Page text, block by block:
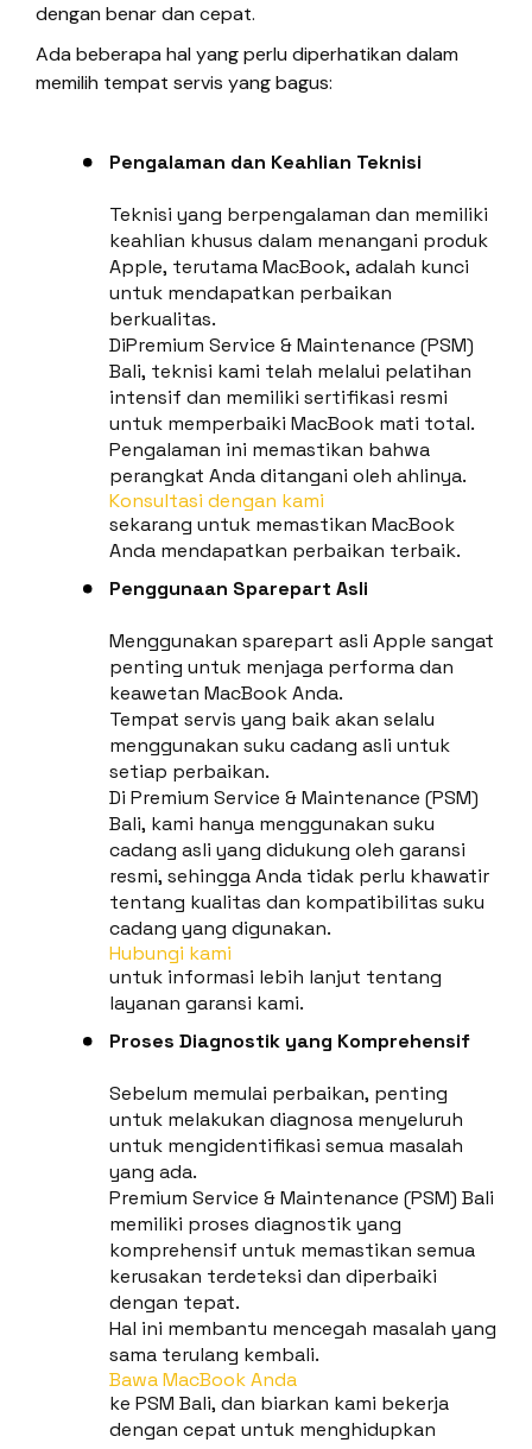
dengan benar dan cepat.
Ada beberapa hal yang perlu diperhatikan dalam
memilih tempat servis yang bagus:
Pengalaman dan Keahlian Teknisi
Teknisi yang berpengalaman dan memiliki
keahlian khusus dalam menangani produk
Apple, terutama MacBook, adalah kunci
untuk mendapatkan perbaikan
berkualitas.
DiPremium Service & Maintenance (PSM)
Bali, teknisi kami telah melalui pelatihan
intensif dan memiliki sertifikasi resmi
untuk memperbaiki MacBook mati total.
Pengalaman ini memastikan bahwa
perangkat Anda ditangani oleh ahlinya.
Konsultasi dengan kami
sekarang untuk memastikan MacBook
Anda mendapatkan perbaikan terbaik.
Penggunaan Sparepart Asli
Menggunakan sparepart asli Apple sangat
penting untuk menjaga performa dan
keawetan MacBook Anda.
Tempat servis yang baik akan selalu
menggunakan suku cadang asli untuk
setiap perbaikan.
Di Premium Service & Maintenance (PSM)
Bali, kami hanya menggunakan suku
cadang asli yang didukung oleh garansi
resmi, sehingga Anda tidak perlu khawatir
tentang kualitas dan kompatibilitas suku
cadang yang digunakan.
Hubungi kami
untuk informasi lebih lanjut tentang
layanan garansi kami.
Proses Diagnostik yang Komprehensif
Sebelum memulai perbaikan, penting
untuk melakukan diagnosa menyeluruh
untuk mengidentifikasi semua masalah
yang ada.
Premium Service & Maintenance (PSM) Bali
memiliki proses diagnostik yang
komprehensif untuk memastikan semua
kerusakan terdeteksi dan diperbaiki
dengan tepat.
Hal ini membantu mencegah masalah yang
sama terulang kembali.
Bawa MacBook Anda
ke PSM Bali, dan biarkan kami bekerja
dengan cepat untuk menghidupkan